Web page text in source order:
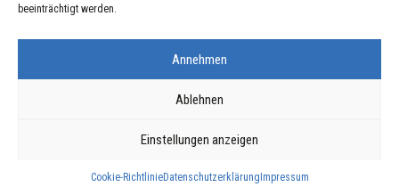
beeinträchtigt werden.
Annehmen
Ablehnen
Einstellungen anzeigen
Cookie-RichtlinieDatenschutzerklärung Impressum
copyright ©2026 WAGNER Home Solutions S.A.